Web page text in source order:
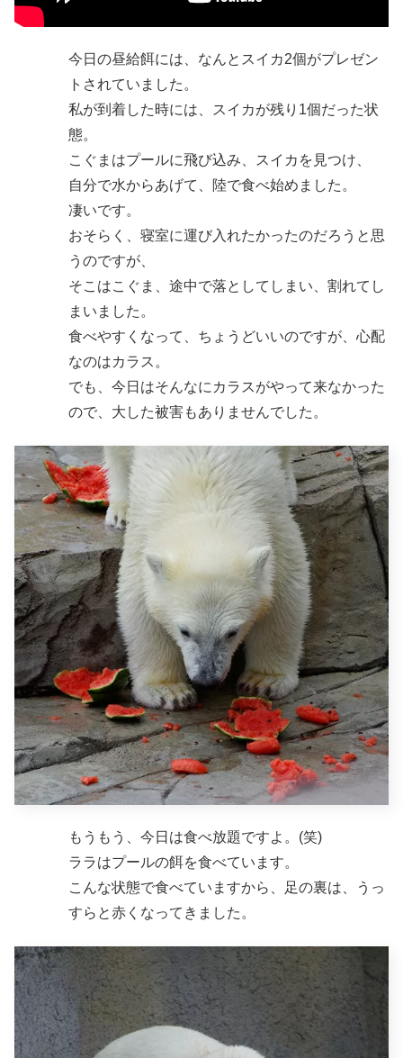
今日の昼給餌には、なんとスイカ2個がプレゼン
トされていました。
私が到着した時には、スイカが残り1個だった状
態。
こぐまはプールに飛び込み、スイカを見つけ、
自分で水からあげて、陸で食べ始めました。
凄いです。
おそらく、寝室に運び入れたかったのだろうと思
うのですが、
そこはこぐま、途中で落としてしまい、割れてし
まいました。
食べやすくなって、ちょうどいいのですが、心配
なのはカラス。
でも、今日はそんなにカラスがやって来なかった
ので、大した被害もありませんでした。
もうもう、今日は食べ放題ですよ。(笑)
ララはプールの餌を食べています。
こんな状態で食べていますから、足の裏は、うっ
すらと赤くなってきました。